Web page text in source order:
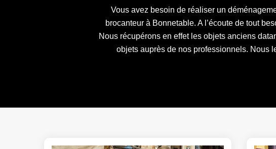
Vous avez besoin de réaliser un
brocanteur à Bonnetable. A l’écoute de tout
Nous récupérons en effet les objets anciens
objets auprès de nos professionnels. Nous